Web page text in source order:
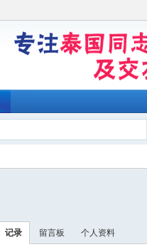
记录 留言板 个人资料